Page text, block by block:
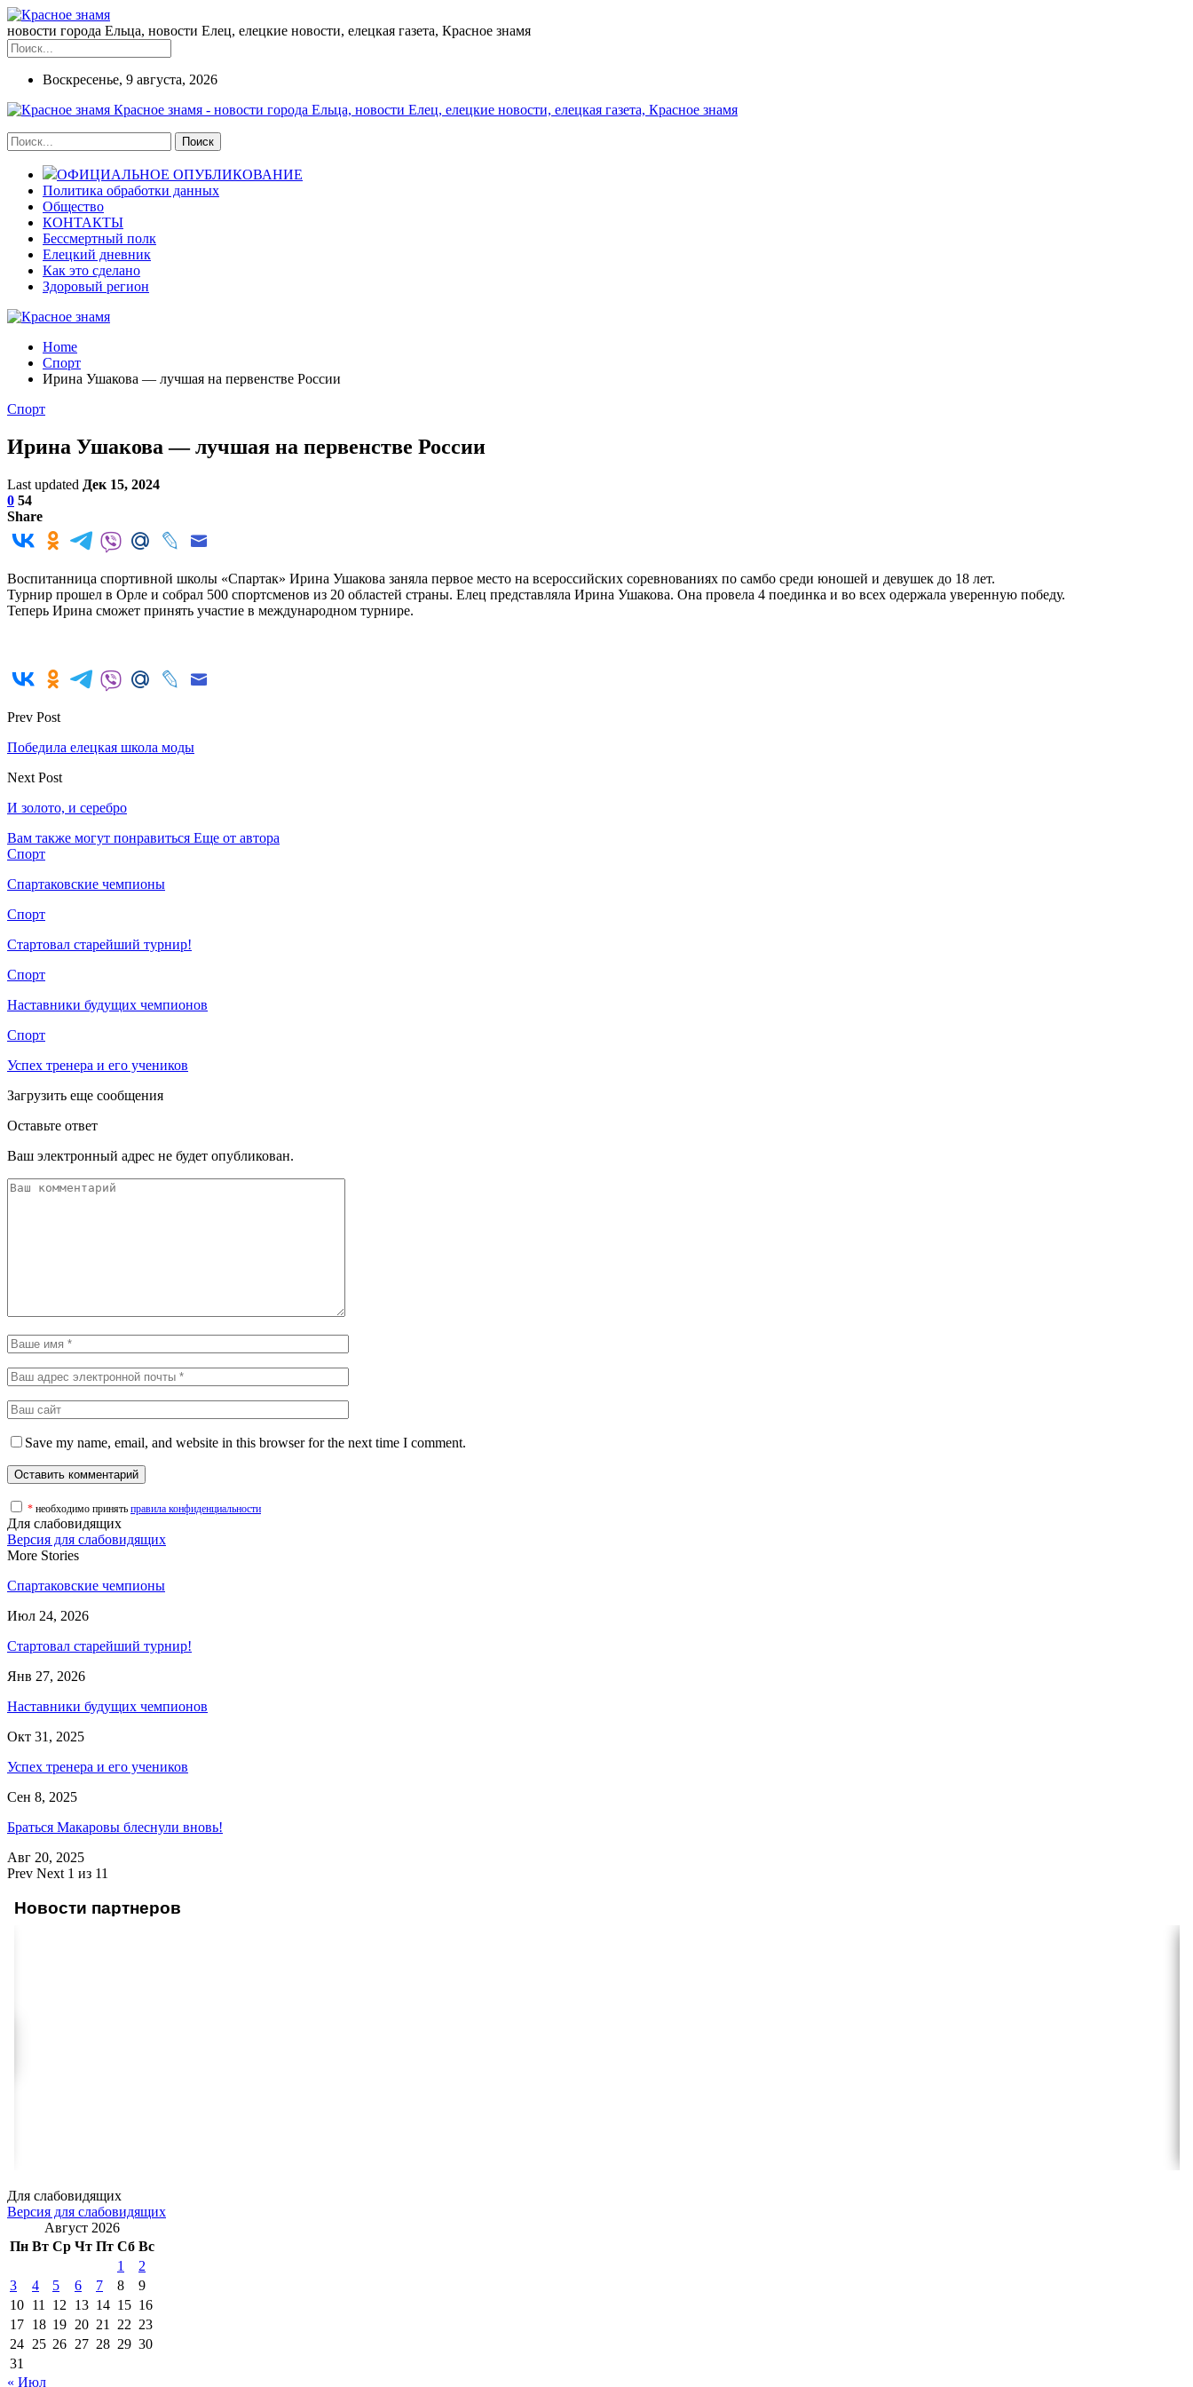
новости города Ельца, новости Елец, елецкие новости, елецкая газета, Красное знамя
Воскресенье, 9 августа, 2026
Красное знамя - новости города Ельца, новости Елец, елецкие новости, елецкая газета, Красное знамя
ОФИЦИАЛЬНОЕ ОПУБЛИКОВАНИЕ
Политика обработки данных
Общество
КОНТАКТЫ
Бессмертный полк
Елецкий дневник
Как это сделано
Здоровый регион
Home
Спорт
Ирина Ушакова — лучшая на первенстве России
Спорт
Ирина Ушакова — лучшая на первенстве России
Last updated Дек 15, 2024
0 54
Share
Воспитанница спортивной школы «Спартак» Ирина Ушакова заняла первое место на всероссийских соревнованиях по самбо среди юношей и девушек до 18 лет.
Турнир прошел в Орле и собрал 500 спортсменов из 20 областей страны. Елец представляла Ирина Ушакова. Она провела 4 поединка и во всех одержала уверенную победу.
Теперь Ирина сможет принять участие в международном турнире.
Prev Post
Победила елецкая школа моды
Next Post
И золото, и серебро
Вам также могут понравиться Еще от автора
Спорт
Спартаковские чемпионы
Спорт
Стартовал старейший турнир!
Спорт
Наставники будущих чемпионов
Спорт
Успех тренера и его учеников
Загрузить еще сообщения
Оставьте ответ
Ваш электронный адрес не будет опубликован.
Save my name, email, and website in this browser for the next time I comment.
* необходимо принять правила конфиденциальности
Для слабовидящих
Версия для слабовидящих
More Stories
Спартаковские чемпионы
Июл 24, 2026
Стартовал старейший турнир!
Янв 27, 2026
Наставники будущих чемпионов
Окт 31, 2025
Успех тренера и его учеников
Сен 8, 2025
Браться Макаровы блеснули вновь!
Авг 20, 2025
Prev Next 1 из 11
Новости партнеров
Для слабовидящих
Версия для слабовидящих
Август 2026
Пн Вт Ср Чт Пт Сб Вс
1
2
3
4 5 6 7 8
9
10 11 12 13 14 15 16
17 18 19 20 21 22 23
24 25 26 27 28 29 30
31
« Июл